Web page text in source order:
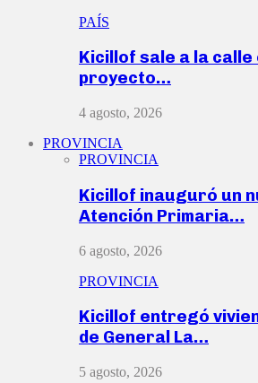
PAÍS
Kicillof sale a la
proyecto…
4 agosto, 2026
PROVINCIA
PROVINCIA
Kicillof inauguró un
Atención Primaria…
6 agosto, 2026
PROVINCIA
Kicillof entregó
de General La…
5 agosto, 2026